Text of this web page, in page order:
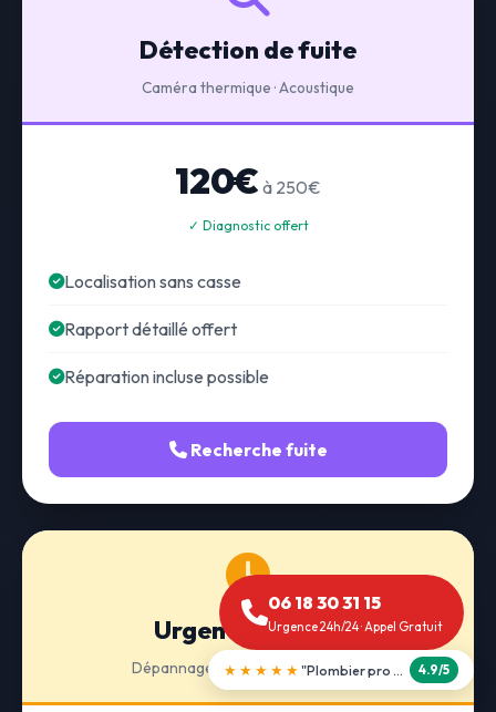
Détection de fuite
Caméra thermique · Acoustique
120€ à 250€
✓ Diagnostic offert
Localisation sans casse
Rapport détaillé offert
Réparation incluse possible
Recherche fuite
Urgence 24h/24
Dépannage · Intervention express
06 18 30 31 15
Urgence 24h/24 · Appel Gratuit
★★★★★ "Débouchage WC en 30 min" 5.0/5